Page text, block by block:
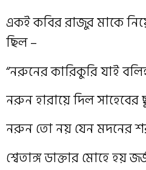
একই কবির রাজুর মাকে
ছিল –
“নরুনের কারিকুরি যাই
নরুন হারায়ে দিল সাহেবের
নরুন তো নয় যেন মদনের
শ্বেতাঙ্গ ডাক্তার মোহে হয়